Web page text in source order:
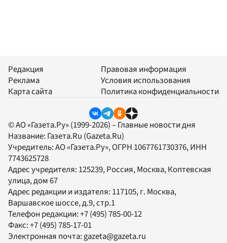
Редакция
Реклама
Карта сайта
Правовая информация
Условия использования
Политика конфиденциальности
© АО «Газета.Ру» (1999-2026) – Главные новости дня
Название: Газета.Ru (Gazeta.Ru)
Учредитель:АО «Газета.Ру», ОГРН 1067761730376, ИНН
7743625728
Адрес учредителя: 125239, Россия, Москва, Коптевская
улица, дом 67
Адрес редакции и издателя: 117105, г. Москва,
Варшавское шоссе, д.9, стр.1
Телефон редакции:+7 (495) 785-00-12
Факс:+7 (495) 785-17-01
Электронная почта: gazeta@gazeta.ru